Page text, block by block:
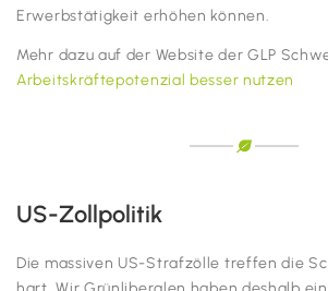
Erwerbstätigkeit erhöhen können.
Mehr dazu auf der Website der GLP
Arbeitskräftepotenzial besser nutzen
US-Zollpolitik
Die massiven US-Strafzölle treffen die